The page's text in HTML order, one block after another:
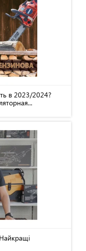
в 2023/2024?